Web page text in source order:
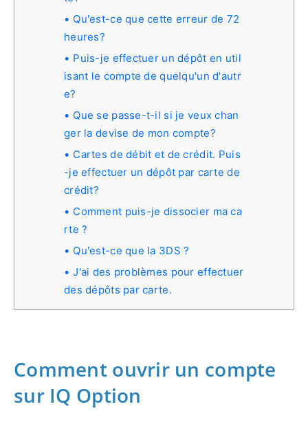
Qu'est-ce que cette erreur de 72
heures?
Puis-je effectuer un dépôt en util
isant le compte de quelqu'un d'autr
e?
Que se passe-t-il si je veux chan
ger la devise de mon compte?
Cartes de débit et de crédit. Puis
-je effectuer un dépôt par carte de
crédit?
Comment puis-je dissocier ma ca
rte ?
Qu'est-ce que la 3DS ?
J'ai des problèmes pour effectuer
des dépôts par carte.
Comment ouvrir un compte
sur IQ Option